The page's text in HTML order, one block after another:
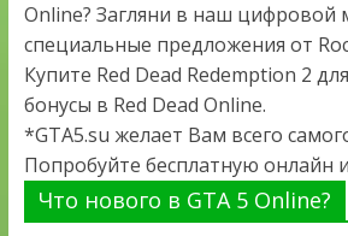
Online? Загляни в наш цифровой
специальные предложения от
Купите Red Dead Redemption 2
бонусы в Red Dead Online.
*GTA5.su желает Вам всего
Попробуйте бесплатную онлайн
Что нового в GTA 5 Online?